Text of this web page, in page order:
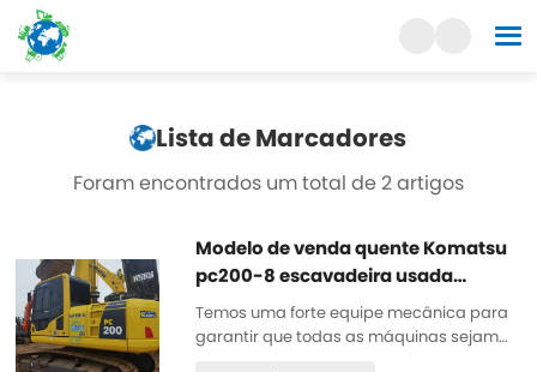
Lista de Marcadores
Foram encontrados um total de 2 artigos
Modelo de venda quente Komatsu
pc200-8 escavadeira usada
importada do Japão
Temos uma forte equipe mecânica para
garantir que todas as máquinas sejam